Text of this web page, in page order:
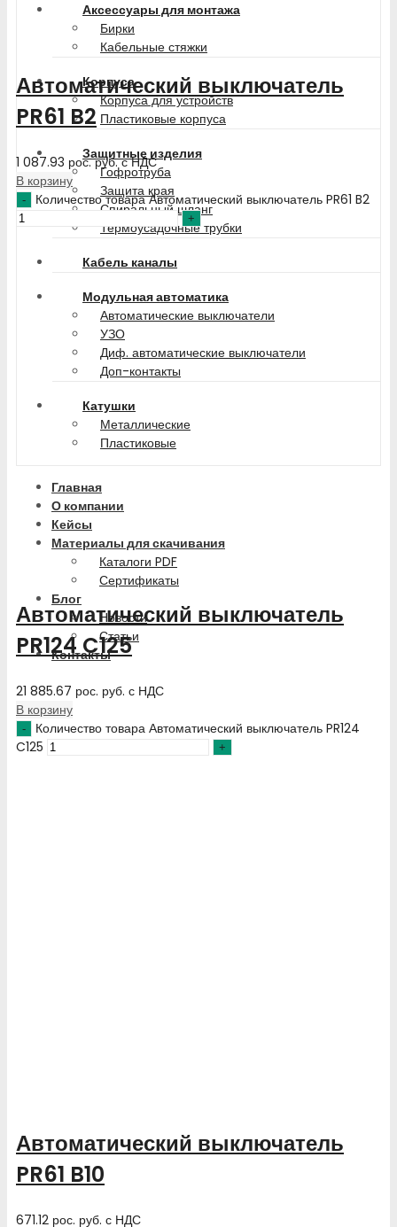
Аксессуары для монтажа
Бирки
Кабельные стяжки
Корпуса
Корпуса для устройств
Пластиковые корпуса
Защитные изделия
Гофротруба
Защита края
Спиральный шланг
Термоусадочные трубки
Кабель каналы
Модульная автоматика
Автоматические выключатели
УЗО
Диф. автоматические выключатели
Доп-контакты
Катушки
Металлические
Пластиковые
Главная
О компании
Кейсы
Материалы для скачивания
Каталоги PDF
Сертификаты
Блог
Новости
Статьи
Контакты
Автоматический выключатель
PR61 B2
1 087.93 рос. руб.с НДС
В корзину
Количество товара Автоматический выключатель PR61 B2
Автоматический выключатель
PR124 C125
21 885.67 рос. руб. с НДС
В корзину
Количество товара Автоматический выключатель PR124
C125
Автоматический выключатель
PR61 B10
671.12 рос. руб. с НДС